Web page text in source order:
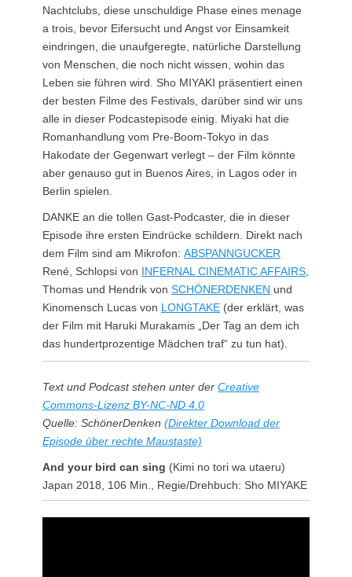
Nachtclubs, diese unschuldige Phase eines menage
a trois, bevor Eifersucht und Angst vor Einsamkeit
eindringen, die unaufgeregte, natürliche Darstellung
von Menschen, die noch nicht wissen, wohin das
Leben sie führen wird. Sho MIYAKI präsentiert einen
der besten Filme des Festivals, darüber sind wir uns
alle in dieser Podcastepisode einig. Miyaki hat die
Romanhandlung vom Pre-Boom-Tokyo in das
Hakodate der Gegenwart verlegt – der Film könnte
aber genauso gut in Buenos Aires, in Lagos oder in
Berlin spielen.
DANKE an die tollen Gast-Podcaster, die in dieser
Episode ihre ersten Eindrücke schildern. Direkt nach
dem Film sind am Mikrofon: ABSPANNGUCKER
René, Schlopsi von INFERNAL CINEMATIC AFFAIRS
Thomas und Hendrik von SCHÖNERDENKEN und
Kinomensch Lucas von LONGTAKE (der erklärt, was
der Film mit Haruki Murakamis „Der Tag an dem ich
das hundertprozentige Mädchen traf“ zu tun hat).
Text und Podcast stehen unter der Creative
Commons-Lizenz BY-NC-ND 4.0
Quelle: SchönerDenken (Direkter Download der
Episode über rechte Maustaste)
And your bird can sing (Kimi no tori wa utaeru)
Japan 2018, 106 Min., Regie/Drehbuch: Sho MIYAKE